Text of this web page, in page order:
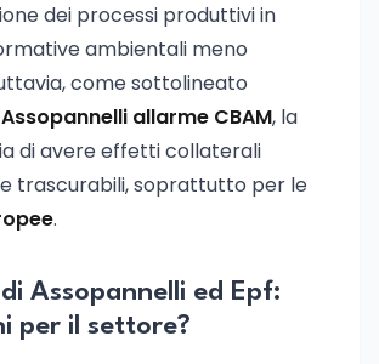
dei processi produttivi in
ambientali meno
come sottolineato
Assopannelli allarme CBAM, la
di avere effetti collaterali
trascurabili, soprattutto per le
.
di Assopannelli ed Epf:
per il settore?